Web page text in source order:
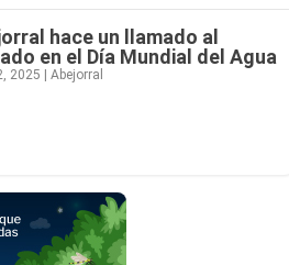
hace un llamado al
en el Día Mundial del Agua
2025 Abejorral